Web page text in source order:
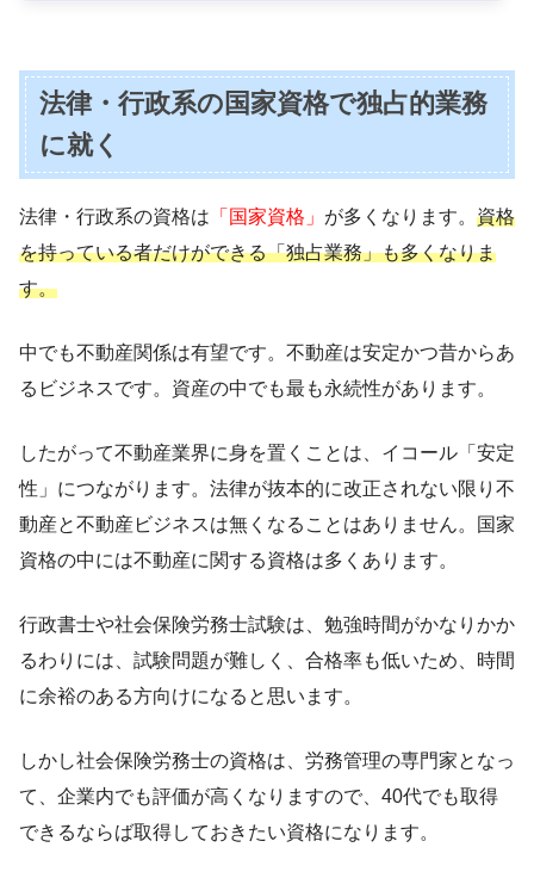
法律・行政系の国家資格で独占的業務
に就く
法律・行政系の資格は 「国家資格」 が多くなります。 資格
を持っている者だけができる「独占業務」も多くなりま
す。
中でも不動産関係は有望です。不動産は安定かつ昔からあ
るビジネスです。資産の中でも最も永続性があります。
したがって不動産業界に身を置くことは、イコール「安定
性」につながります。法律が抜本的に改正されない限り不
動産と不動産ビジネスは無くなることはありません。国家
資格の中には不動産に関する資格は多くあります。
行政書士や社会保険労務士試験は、勉強時間がかなりかか
るわりには、試験問題が難しく、合格率も低いため、時間
に余裕のある方向けになると思います。
しかし社会保険労務士の資格は、労務管理の専門家となっ
て、企業内でも評価が高くなりますので、40代でも取得
できるならば取得しておきたい資格になります。